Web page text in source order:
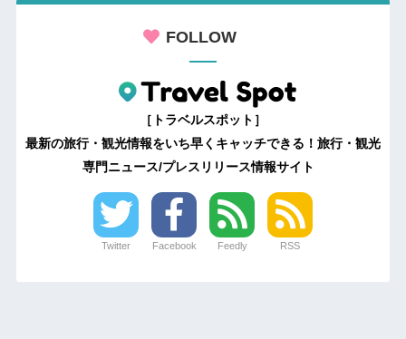
FOLLOW
［トラベルスポット］
最新の旅行・観光情報をいち早くキャッチできる！旅行・観光
専門ニュース/プレスリリース情報サイト
Twitter Facebook Feedly RSS